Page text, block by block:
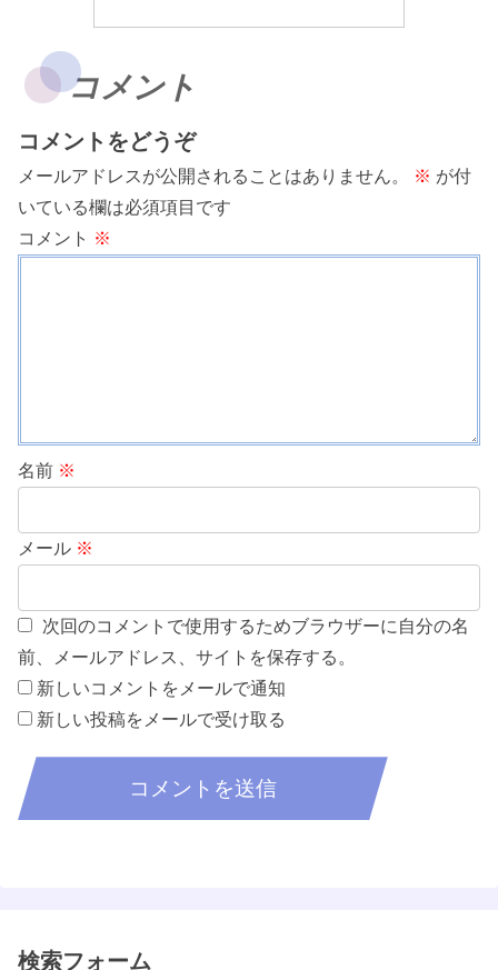
コメント
コメントをどうぞ
メールアドレスが公開されることはありません。 ※ が付
いている欄は必須項目です
コメント ※
名前 ※
メール ※
次回のコメントで使用するためブラウザーに自分の名
前、メールアドレス、サイトを保存する。
新しいコメントをメールで通知
新しい投稿をメールで受け取る
検索フォーム